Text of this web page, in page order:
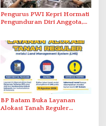
Pengurus PWI Kepri Hormati
Pengunduran Diri Anggota,
BP Batam Buka Layanan
Alokasi Tanah Reguler